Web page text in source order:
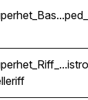
riff